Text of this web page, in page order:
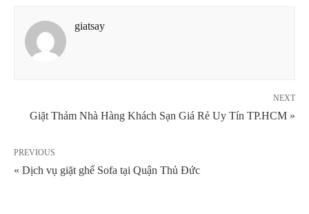
giatsay
NEXT
Giặt Thảm Nhà Hàng Khách Sạn Giá Rẻ Uy Tín TP.HCM »
PREVIOUS
« Dịch vụ giặt ghế Sofa tại Quận Thủ Đức